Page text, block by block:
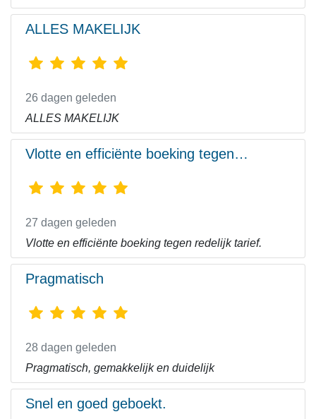
ALLES MAKELIJK
26 dagen geleden
ALLES MAKELIJK
Vlotte en efficiënte boeking tegen…
27 dagen geleden
Vlotte en efficiënte boeking tegen redelijk tarief.
Pragmatisch
28 dagen geleden
Pragmatisch, gemakkelijk en duidelijk
Snel en goed geboekt.